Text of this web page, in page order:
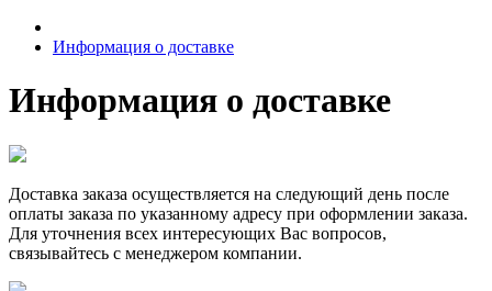
Информация о доставке
Информация о доставке
Доставка заказа осуществляется на следующий день после
оплаты заказа по указанному адресу при оформлении заказа.
Для уточнения всех интересующих Вас вопросов,
связывайтесь с менеджером компании.